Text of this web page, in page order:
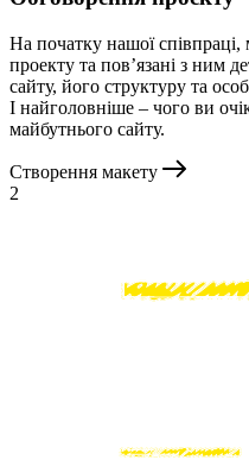
На початку нашої
проекту та пов’язані з ним
сайту, його структуру та
І найголовніше – чого ви
майбутнього сайту.
Створення макету
2